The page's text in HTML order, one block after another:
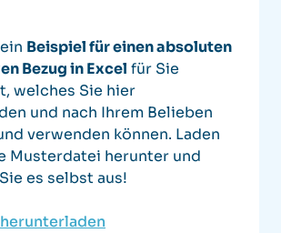
Beispiel für einen absoluten
Bezug in Excel für Sie
welches Sie hier
und nach Ihrem Belieben
verwenden können. Laden
Musterdatei herunter und
es selbst aus!